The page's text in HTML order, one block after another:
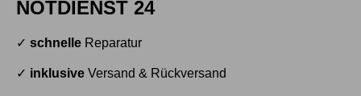
NOTDIENST 24
✓ schnelle Reparatur
✓ inklusive Versand & Rückversand